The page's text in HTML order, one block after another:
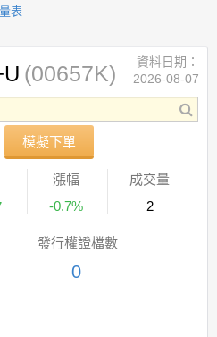
表
(00657K)
模擬下單
資料日期：
2026-08-07
漲幅
-0.7%
成交量
2
發行權證檔數
0